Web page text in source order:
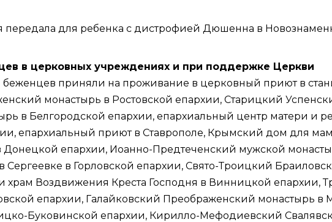
передала для ребенка с дистрофией Дюшенна в
в церковных учреждениях и при поддержке Церкви
приняли на проживание в церковный приютв
монастырь в Ростовской епархии, Старицкий
в Белгородской епархии, епархиальный центр матери и
, епархиальный приют в Ставрополе, Крымский дом для
Донецкой епархии, Иоанно-Предтеченский мужской
Сергеевке в Горловской епархии, Свято-Троицкий
храм Воздвижения Креста Господня в Винницкой епархии,
епархии, Галайковский Преображенский монастырь в
Буковинской епархии, Кирилло-Мефодиевский